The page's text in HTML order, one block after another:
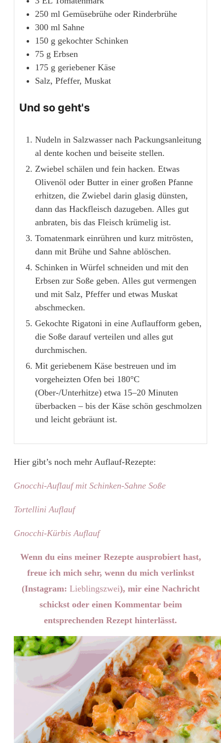
250 ml Gemüsebrühe oder Rinderbrühe
300 ml Sahne
150 g gekochter Schinken
75 g Erbsen
175 g geriebener Käse
Salz, Pfeffer, Muskat
Und so geht's
Nudeln in Salzwasser nach Packungsanleitung
al dente kochen und beiseite stellen.
Zwiebel schälen und fein hacken. Etwas
Olivenöl oder Butter in einer großen Pfanne
erhitzen, die Zwiebel darin glasig dünsten,
dann das Hackfleisch dazugeben. Alles gut
anbraten, bis das Fleisch krümelig ist.
Tomatenmark einrühren und kurz mitrösten,
dann mit Brühe und Sahne ablöschen.
Schinken in Würfel schneiden und mit den
Erbsen zur Soße geben. Alles gut vermengen
und mit Salz, Pfeffer und etwas Muskat
abschmecken.
Gekochte Rigatoni in eine Auflaufform geben,
die Soße darauf verteilen und alles gut
durchmischen.
Mit geriebenem Käse bestreuen und im
vorgeheizten Ofen bei 180°C
(Ober-/Unterhitze) etwa 15–20 Minuten
überbacken – bis der Käse schön geschmolzen
und leicht gebräunt ist.
Hier gibt’s noch mehr Auflauf-Rezepte:
Gnocchi-Auflauf mit Schinken-Sahne Soße
Tortellini Auflauf
Gnocchi-Kürbis Auflauf
Wenn du eins meiner Rezepte ausprobiert hast,
freue ich mich sehr, wenn du mich verlinkst
(Instagram: Lieblingszwei), mir eine Nachricht
schickst oder einen Kommentar beim
entsprechenden Rezept hinterlässt.